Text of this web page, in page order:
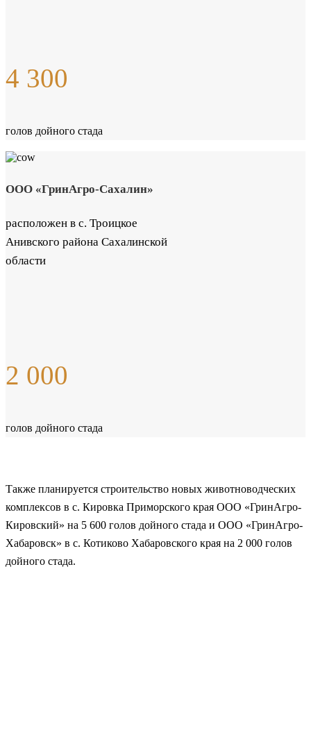
4 300
голов дойного стада
ООО «ГринАгро-Сахалин»
расположен в с. Троицкое
Анивского района Сахалинской
области
2 000
голов дойного стада
Также планируется строительство новых животноводческих
комплексов в с. Кировка Приморского края ООО «ГринАгро-
Кировский» на 5 600 голов дойного стада и ООО «ГринАгро-
Хабаровск» в с. Котиково Хабаровского края на 2 000 голов
дойного стада.